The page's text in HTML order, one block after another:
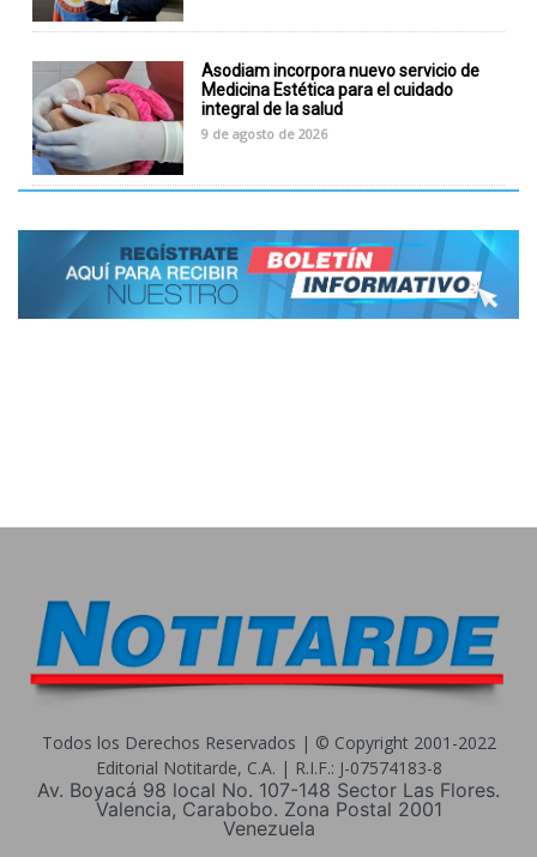
Asodiam incorpora nuevo servicio de
Medicina Estética para el cuidado
integral de la salud
9 de agosto de 2026
Todos los Derechos Reservados | © Copyright 2001-2022
Editorial Notitarde, C.A. | R.I.F.: J-07574183-8
Av. Boyacá 98 local No. 107-148 Sector Las Flores.
Valencia, Carabobo. Zona Postal 2001
Venezuela